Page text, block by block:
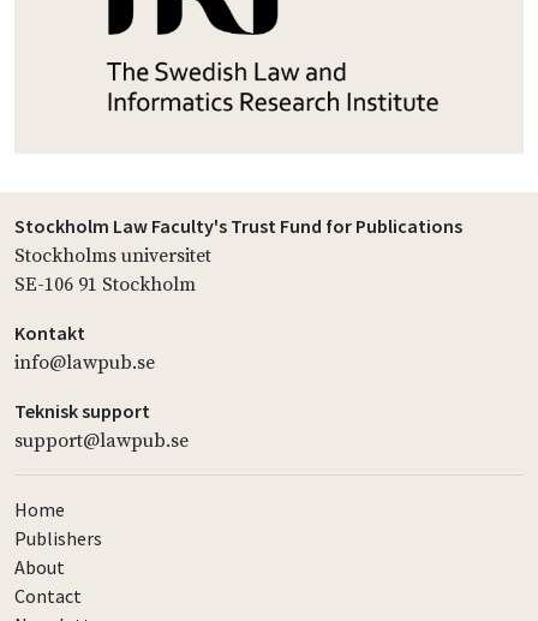
Stockholm Law Faculty's Trust Fund for Publications
Stockholms universitet
SE-106 91 Stockholm
Kontakt
info@lawpub.se
Teknisk support
support@lawpub.se
Home
Publishers
About
Contact